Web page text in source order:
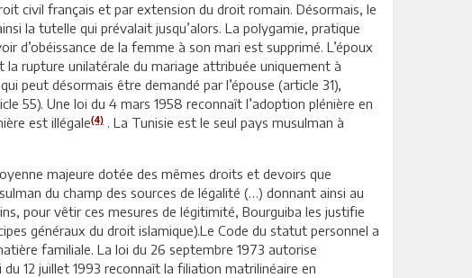
civil français et par extension du droit romain. Désormais, le
la tutelle qui prévalait jusqu’alors. La polygamie, pratique
d’obéissance de la femme à son mari est supprimé. L’époux
la rupture unilatérale du mariage attribuée uniquement à
peut désormais être demandé par l’épouse (article 31),
55). Une loi du 4 mars 1958 reconnaît l’adoption plénière en
est illégale(4) . La Tunisie est le seul pays musulman à
majeure dotée des mêmes droits et devoirs que
du champ des sources de légalité (…) donnant ainsi au
pour vêtir ces mesures de légitimité, Bourguiba les justifie
généraux du droit islamique).Le Code du statut personnel a
familiale. La loi du 26 septembre 1973 autorise
12 juillet 1993 reconnaît la filiation matrilinéaire en